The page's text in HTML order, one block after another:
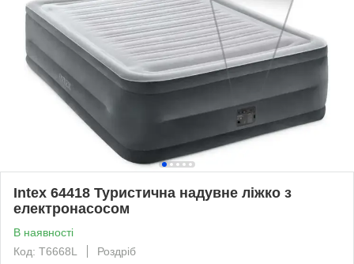
Intex 64418 Туристична надувне ліжко з
електронасосом
В наявності
Код: T6668L
Роздріб